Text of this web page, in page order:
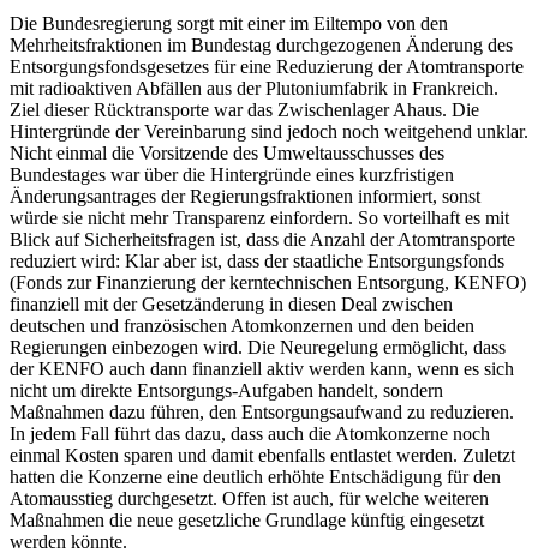
Die Bundesregierung sorgt mit einer im Eiltempo von den
Mehrheitsfraktionen im Bundestag durchgezogenen Änderung des
Entsorgungsfondsgesetzes für eine Reduzierung der Atomtransporte
mit radioaktiven Abfällen aus der Plutoniumfabrik in Frankreich.
Ziel dieser Rücktransporte war das Zwischenlager Ahaus. Die
Hintergründe der Vereinbarung sind jedoch noch weitgehend unklar.
Nicht einmal die Vorsitzende des Umweltausschusses des
Bundestages war über die Hintergründe eines kurzfristigen
Änderungsantrages der Regierungsfraktionen informiert, sonst
würde sie nicht mehr Transparenz einfordern. So vorteilhaft es mit
Blick auf Sicherheitsfragen ist, dass die Anzahl der Atomtransporte
reduziert wird: Klar aber ist, dass der staatliche Entsorgungsfonds
(Fonds zur Finanzierung der kerntechnischen Entsorgung, KENFO)
finanziell mit der Gesetzänderung in diesen Deal zwischen
deutschen und französischen Atomkonzernen und den beiden
Regierungen einbezogen wird. Die Neuregelung ermöglicht, dass
der KENFO auch dann finanziell aktiv werden kann, wenn es sich
nicht um direkte Entsorgungs-Aufgaben handelt, sondern
Maßnahmen dazu führen, den Entsorgungsaufwand zu reduzieren.
In jedem Fall führt das dazu, dass auch die Atomkonzerne noch
einmal Kosten sparen und damit ebenfalls entlastet werden. Zuletzt
hatten die Konzerne eine deutlich erhöhte Entschädigung für den
Atomausstieg durchgesetzt. Offen ist auch, für welche weiteren
Maßnahmen die neue gesetzliche Grundlage künftig eingesetzt
werden könnte.